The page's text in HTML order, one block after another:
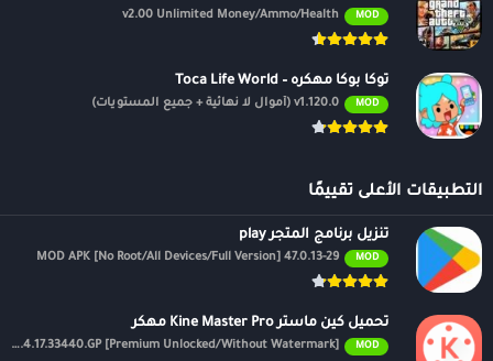
MOD
v2.00 Unlimited Money/Ammo/Health
توكا بوكا مهكره – Toca Life World
MOD v1.120.0 (أموال لا نهائية + جميع المستويات)
التطبيقات الأعلى تقييمًا
تنزيل برنامج المتجر play
MOD
47.0.13-29 MOD APK [No Root/All Devices/Full Version]
تحميل كين ماستر Kine Master Pro مهكر
MOD
APK v7.4.17.33440.GP [Premium Unlocked/Without Watermark]